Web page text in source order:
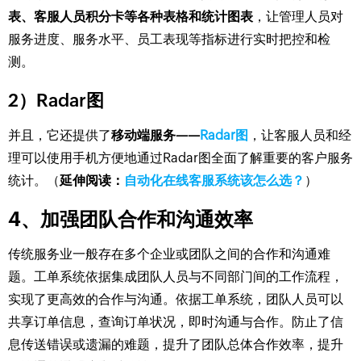
表、客服人员积分卡等各种表格和统计图表 ，让管理人员对
服务进度、服务水平、员工表现等指标进行实时把控和检
测。
2）Radar图
并且，它还提供了移动端服务——Radar图 ，让客服人员和经
理可以使用手机方便地通过Radar图全面了解重要的客户服务
统计。（延伸阅读： 自动化在线客服系统该怎么选？ ）
4、加强团队合作和沟通效率
传统服务业一般存在多个企业或团队之间的合作和沟通难
题。工单系统依据集成团队人员与不同部门间的工作流程，
实现了更高效的合作与沟通。依据工单系统，团队人员可以
共享订单信息，查询订单状况，即时沟通与合作。防止了信
息传送错误或遗漏的难题，提升了团队总体合作效率，提升